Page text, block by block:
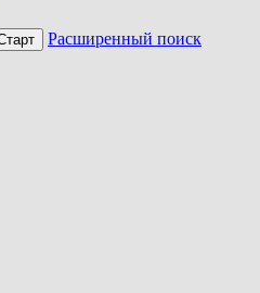
Расширенный поиск